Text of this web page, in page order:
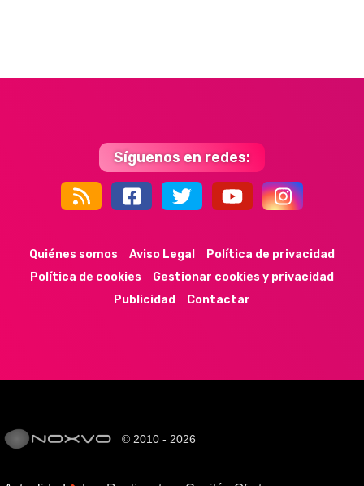
Síguenos en redes:
Quiénes somos Aviso Legal
Política de privacidad
Política de cookies
Gestionar cookies y privacidad
Publicidad
Contactar
© 2010 - 2026